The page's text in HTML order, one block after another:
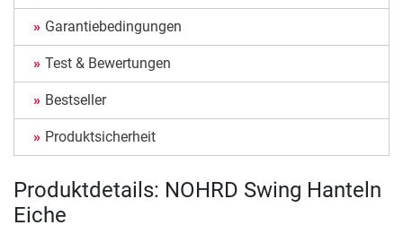
Garantiebedingungen
Test & Bewertungen
Bestseller
Produktsicherheit
Produktdetails: NOHRD Swing Hanteln
Eiche